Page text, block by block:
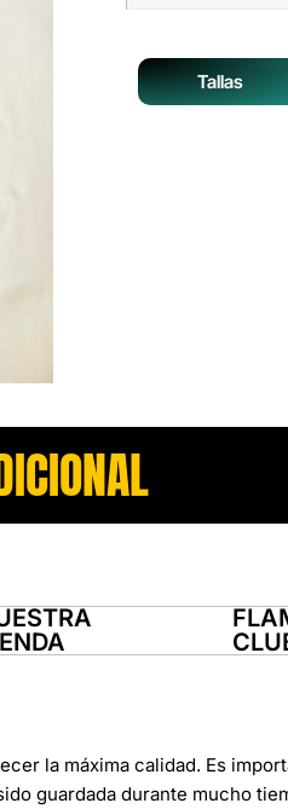
Tallas
la máxima calidad. Es
guardada durante mucho